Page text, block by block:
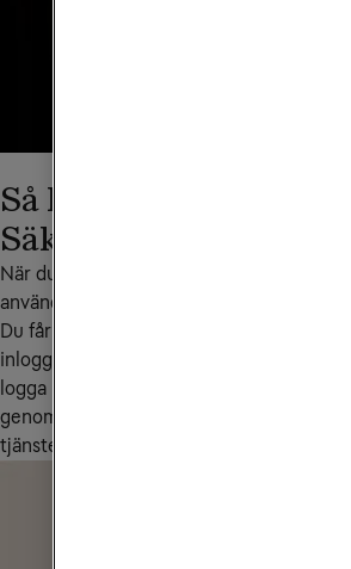
Så kommer du igång
Säker Total
När du har beställt Tele2 Säker Total är
använda tjänsten.
Du får ett mejl från vår partner F-Secure
inloggningsuppgifter. Ladda sedan ner
logga in - i appen får du tydliga
genom installationen och hjälper dig att
tjänsten olika säkerhetsskydd.